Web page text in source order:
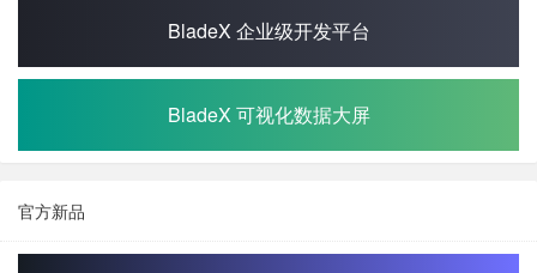
BladeX 企业级开发平台
BladeX 可视化数据大屏
官方新品